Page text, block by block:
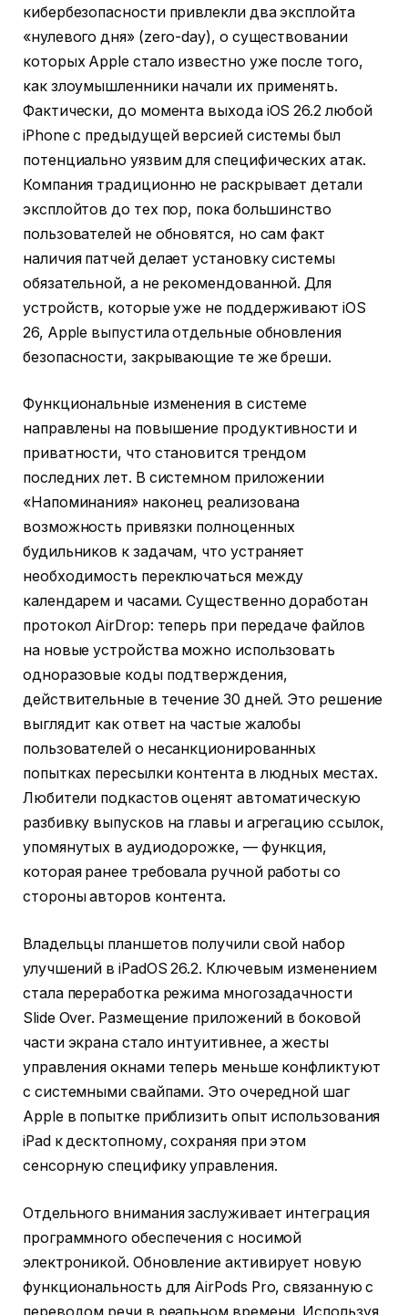
кибербезопасности привлекли два эксплойта
«нулевого дня» (zero-day), о существовании
которых Apple стало известно уже после того,
как злоумышленники начали их применять.
Фактически, до момента выхода iOS 26.2 любой
iPhone с предыдущей версией системы был
потенциально уязвим для специфических атак.
Компания традиционно не раскрывает детали
эксплойтов до тех пор, пока большинство
пользователей не обновятся, но сам факт
наличия патчей делает установку системы
обязательной, а не рекомендованной. Для
устройств, которые уже не поддерживают iOS
26, Apple выпустила отдельные обновления
безопасности, закрывающие те же бреши.
Функциональные изменения в системе
направлены на повышение продуктивности и
приватности, что становится трендом
последних лет. В системном приложении
«Напоминания» наконец реализована
возможность привязки полноценных
будильников к задачам, что устраняет
необходимость переключаться между
календарем и часами. Существенно доработан
протокол AirDrop: теперь при передаче файлов
на новые устройства можно использовать
одноразовые коды подтверждения,
действительные в течение 30 дней. Это решение
выглядит как ответ на частые жалобы
пользователей о несанкционированных
попытках пересылки контента в людных местах.
Любители подкастов оценят автоматическую
разбивку выпусков на главы и агрегацию ссылок,
упомянутых в аудиодорожке, — функция,
которая ранее требовала ручной работы со
стороны авторов контента.
Владельцы планшетов получили свой набор
улучшений в iPadOS 26.2. Ключевым изменением
стала переработка режима многозадачности
Slide Over. Размещение приложений в боковой
части экрана стало интуитивнее, а жесты
управления окнами теперь меньше конфликтуют
с системными свайпами. Это очередной шаг
Apple в попытке приблизить опыт использования
iPad к десктопному, сохраняя при этом
сенсорную специфику управления.
Отдельного внимания заслуживает интеграция
программного обеспечения с носимой
электроникой. Обновление активирует новую
функциональность для AirPods Pro, связанную с
переводом речи в реальном времени. Используя